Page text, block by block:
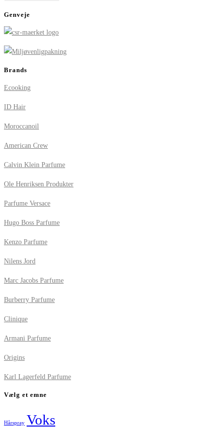
Genveje
Brands
Ecooking
ID Hair
Moroccanoil
American Crew
Calvin Klein Parfume
Ole Henriksen Produkter
Parfume Versace
Hugo Boss Parfume
Kenzo Parfume
Nilens Jord
Marc Jacobs Parfume
Burberry Parfume
Clinique
Armani Parfume
Origins
Karl Lagerfeld Parfume
Vælg et emne
Hårspray Voks